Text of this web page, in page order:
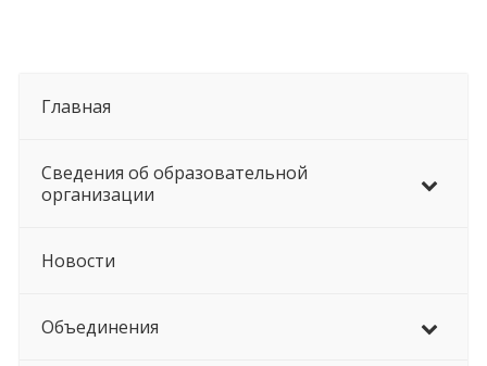
Главная
Сведения об образовательной
организации
Новости
Объединения